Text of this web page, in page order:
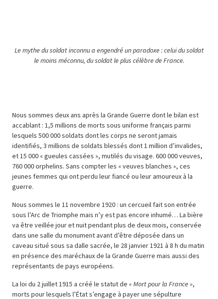
Le mythe du soldat inconnu a engendré un paradoxe : celui du soldat
le moins méconnu, du soldat le plus célèbre de France.
Nous sommes deux ans après la Grande Guerre dont le bilan est
accablant : 1,5 millions de morts sous uniforme français parmi
lesquels 500 000 soldats dont les corps ne seront jamais
identifiés, 3 millions de soldats blessés dont 1 million d’invalides,
et 15 000 « gueules cassées », mutilés du visage. 600 000 veuves,
760 000 orphelins. Sans compter les « veuves blanches », ces
jeunes femmes qui ont perdu leur fiancé ou leur amoureux à la
guerre.
Nous sommes le 11 novembre 1920 : un cercueil fait son entrée
sous l’Arc de Triomphe mais n’y est pas encore inhumé… La bière
va être veillée jour et nuit pendant plus de deux mois, conservée
dans une salle du monument avant d’être déposée dans un
caveau situé sous sa dalle sacrée, le 28 janvier 1921 à 8 h du matin
en présence des maréchaux de la Grande Guerre mais aussi des
représentants de pays européens.
La loi du 2 juillet 1915 a créé le statut de « Mort pour la France »,
morts pour lesquels l’État s’engage à payer une sépulture